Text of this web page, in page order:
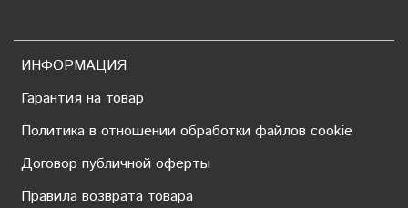
ИНФОРМАЦИЯ
Гарантия на товар
Политика в отношении обработки файлов cookie
Договор публичной оферты
Правила возврата товара